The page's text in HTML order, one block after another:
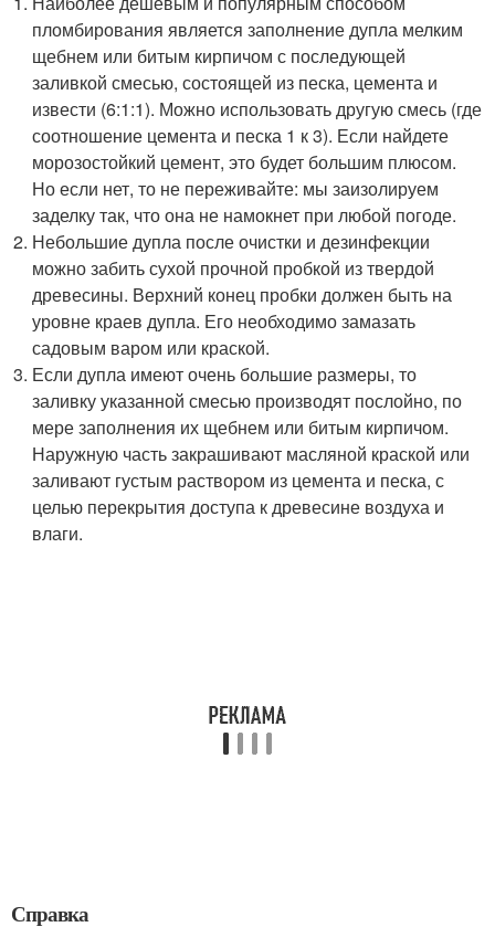
пломбирования является заполнение дупла мелким
щебнем или битым кирпичом с последующей
заливкой смесью, состоящей из песка, цемента и
извести (6:1:1). Можно использовать другую смесь (где
соотношение цемента и песка 1 к 3). Если найдете
морозостойкий цемент, это будет большим плюсом.
Но если нет, то не переживайте: мы заизолируем
заделку так, что она не намокнет при любой погоде.
Небольшие дупла после очистки и дезинфекции
можно забить сухой прочной пробкой из твердой
древесины. Верхний конец пробки должен быть на
уровне краев дупла. Его необходимо замазать
садовым варом или краской.
Если дупла имеют очень большие размеры, то
заливку указанной смесью производят послойно, по
мере заполнения их щебнем или битым кирпичом.
Наружную часть закрашивают масляной краской или
заливают густым раствором из цемента и песка, с
целью перекрытия доступа к древесине возду­ха и
влаги.
Справка